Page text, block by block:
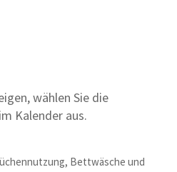
wählen Sie die
Kalender aus.
Bettwäsche und